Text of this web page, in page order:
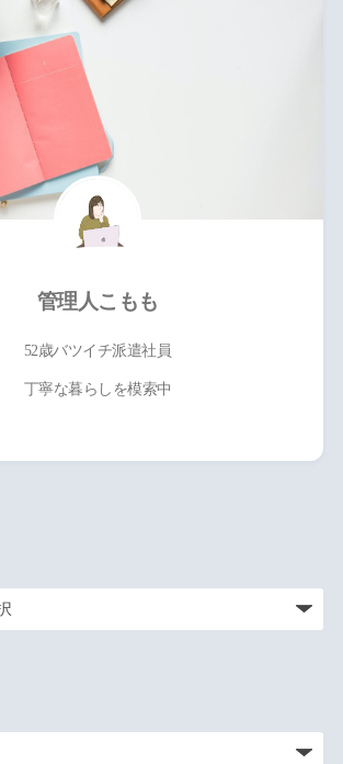
管理人こもも
52歳バツイチ派遣社員
丁寧な暮らしを模索中